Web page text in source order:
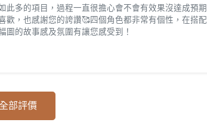
此多的項目，過程一直很擔心會不會有效果沒達成預期
歡，也感謝您的誇讚🥰四個角色都非常有個性，在搭配
圖的故事感及氛圍有讓您感受到！
部評價